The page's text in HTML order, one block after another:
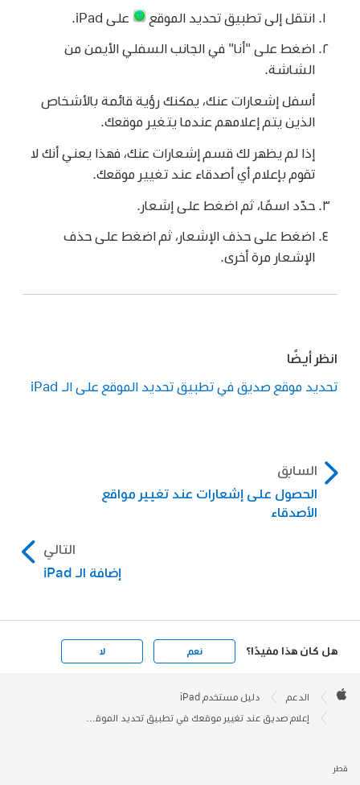
انتقل إلى تطبيق تحديد الموقع على iPad.
اضغط على "أنا" في الجانب السفلي الأيمن من
الشاشة.
أسفل إشعارات عنك، يمكنك رؤية قائمة بالأشخاص
الذين يتم إعلامهم عندما يتغير موقعك.
إذا لم يظهر لك قسم إشعارات عنك، فهذا يعني أنك لا
تقوم بإعلام أي أصدقاء عند تغيير موقعك.
حدّد اسمًا، ثم اضغط على إشعار.
اضغط على حذف الإشعار، ثم اضغط على حذف
الإشعار مرة أخرى.
انظر أيضًا
تحديد موقع صديق في تطبيق تحديد الموقع على الـ iPad
السابق
الحصول على إشعارات عند تغيير مواقع
الأصدقاء
التالي
إضافة الـ iPad
هل كان هذا مفيدًا؟ نعم لا
Footer

الدعم دليل مستخدم iPad
قطر